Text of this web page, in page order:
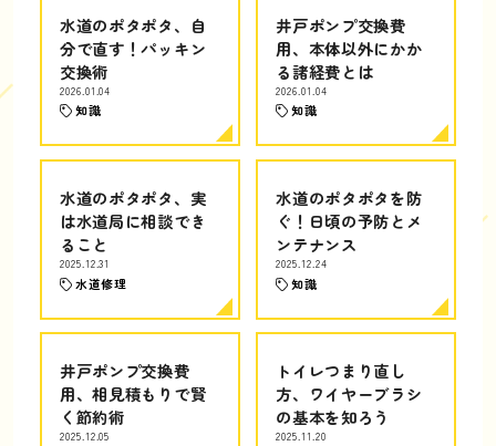
水道のポタポタ、自
分で直す！パッキン
交換術
2026.01.04
知識
井戸ポンプ交換費
用、本体以外にかか
る諸経費とは
2026.01.04
知識
水道のポタポタ、実
は水道局に相談でき
ること
2025.12.31
水道修理
水道のポタポタを防
ぐ！日頃の予防とメ
ンテナンス
2025.12.24
知識
井戸ポンプ交換費
用、相見積もりで賢
く節約術
2025.12.05
トイレつまり直し
方、ワイヤーブラシ
の基本を知ろう
2025.11.20